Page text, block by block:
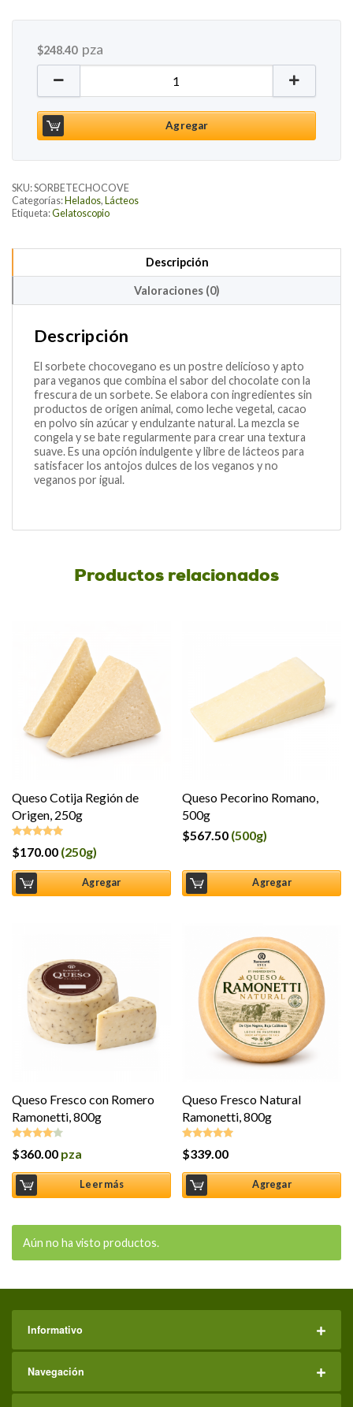
$248.40 pza
Agregar
SKU:SORBETECHOCOVE
Categorías: Helados, Lácteos
Etiqueta:Gelatoscopio
Descripción
Valoraciones (0)
Descripción
El sorbete chocovegano es un postre delicioso y apto
para veganos que combina el sabor del chocolate con la
frescura de un sorbete. Se elabora con ingredientes sin
productos de origen animal, como leche vegetal, cacao
en polvo sin azúcar y endulzante natural. La mezcla se
congela y se bate regularmente para crear una textura
suave. Es una opción indulgente y libre de lácteos para
satisfacer los antojos dulces de los veganos y no
veganos por igual.
Productos relacionados
Queso Cotija Región de
Origen, 250g
Valorado en
$170.00 (250g)
Agregar
Queso Pecorino Romano,
500g
$567.50 (500g)
Agregar
Queso Fresco con Romero
Ramonetti, 800g
Valorado
de 5
$360.00 pza
Leer más
Queso Fresco Natural
Ramonetti, 800g
Valorado en
$339.00
Agregar
Aún no ha visto productos.
Informativo
Navegación